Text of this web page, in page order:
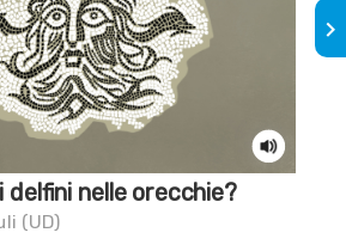
delfini nelle orecchie?
(UD)
keyboard_arrow_right